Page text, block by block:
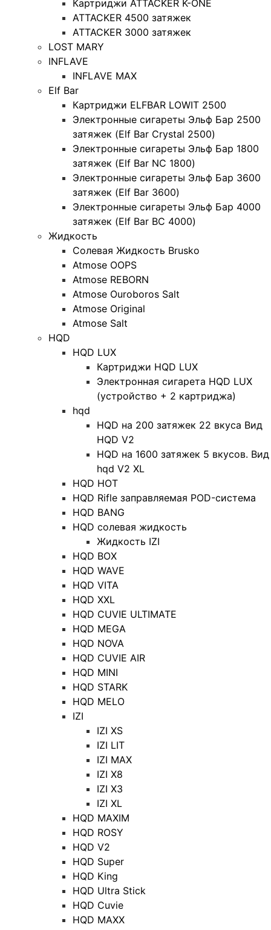
Картриджи ATTACKER K-ONE
ATTACKER 4500 затяжек
ATTACKER 3000 затяжек
LOST MARY
INFLAVE
INFLAVE MAX
Elf Bar
Картриджи ELFBAR LOWIT 2500
Электронные сигареты Эльф Бар 2500
затяжек (Elf Bar Crystal 2500)
Электронные сигареты Эльф Бар 1800
затяжек (Elf Bar NC 1800)
Электронные сигареты Эльф Бар 3600
затяжек (Elf Bar 3600)
Электронные сигареты Эльф Бар 4000
затяжек (Elf Bar BC 4000)
Жидкость
Солевая Жидкость Brusko
Atmose OOPS
Atmose REBORN
Atmose Ouroboros Salt
Atmose Original
Atmose Salt
HQD
HQD LUX
Картриджи HQD LUX
Электронная сигарета HQD LUX
(устройство + 2 картриджа)
hqd
HQD на 200 затяжек 22 вкуса Вид
HQD V2
HQD на 1600 затяжек 5 вкусов. Вид
hqd V2 XL
HQD HOT
HQD Rifle заправляемая POD-система
HQD BANG
HQD солевая жидкость
Жидкость IZI
HQD BOX
HQD WAVE
HQD VITA
HQD XXL
HQD CUVIE ULTIMATE
HQD MEGA
HQD NOVA
HQD CUVIE AIR
HQD MINI
HQD STARK
HQD MELO
IZI
IZI XS
IZI LIT
IZI MAX
IZI X8
IZI X3
IZI XL
HQD MAXIM
HQD ROSY
HQD V2
HQD Super
HQD King
HQD Ultra Stick
HQD Cuvie
HQD MAXX